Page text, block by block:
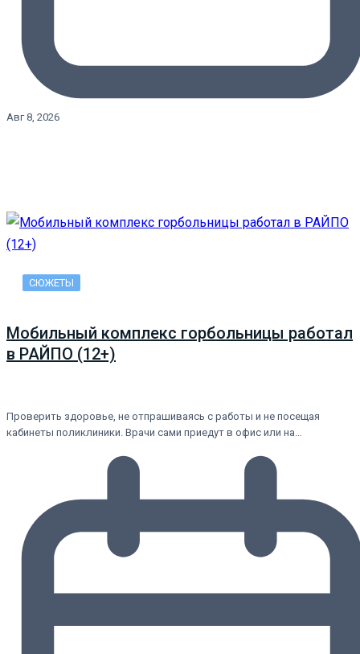
Авг 8, 2026
СЮЖЕТЫ
Мобильный комплекс горбольницы работал
в РАЙПО (12+)
Проверить здоровье, не отпрашиваясь с работы и не посещая
кабинеты поликлиники. Врачи сами приедут в офис или на…